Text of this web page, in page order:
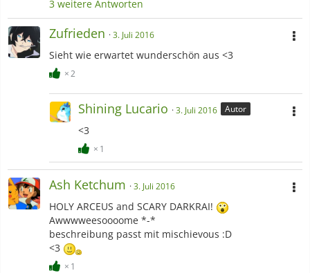
3 weitere Antworten
Zufrieden 3. Juli 2016
Sieht wie erwartet wunderschön aus <3
2
Shining Lucario 3. Juli 2016 Autor
<3
1
Ash Ketchum 3. Juli 2016
HOLY ARCEUS and SCARY DARKRAI!
Awwwweesoooome *-*
beschreibung passt mit mischievous :D
<3
1